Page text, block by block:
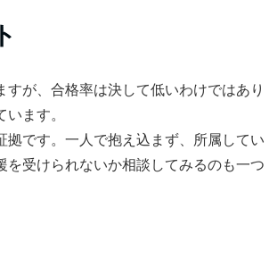
が、合格率は決して低いわけではあり
ます。
拠です。一人で抱え込まず、所属してい
受けられないか相談してみるのも一つ